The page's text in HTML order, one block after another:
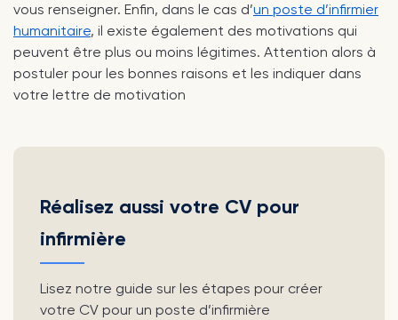
vous renseigner. Enfin, dans le cas d’un poste d’infirmier
humanitaire, il existe également des motivations qui
peuvent être plus ou moins légitimes. Attention alors à
postuler pour les bonnes raisons et les indiquer dans
votre lettre de motivation
Réalisez aussi votre CV pour
infirmière
Lisez notre guide sur les étapes pour créer
votre CV pour un poste d’infirmière